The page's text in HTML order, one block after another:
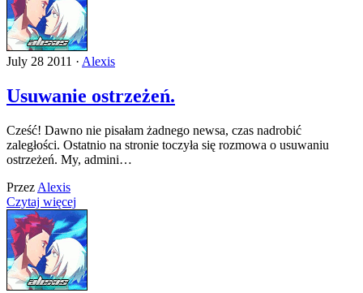
July 28 2011 · Alexis
Usuwanie ostrzeżeń.
Cześć! Dawno nie pisałam żadnego newsa, czas nadrobić
zaległości. Ostatnio na stronie toczyła się rozmowa o usuwaniu
ostrzeżeń. My, admini…
Przez Alexis
Czytaj więcej